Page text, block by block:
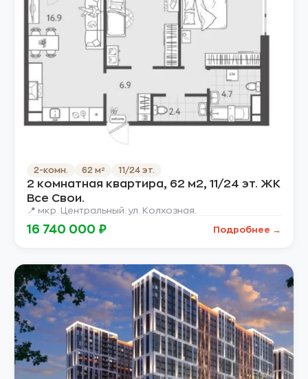
2-комн. 62 м² 11/24 эт.
2 комнатная квартира, 62 м2, 11/24 эт. ЖК
Все Свои.
📍 мкр. Центральный. ул. Колхозная.
16 740 000 ₽ Подробнее →